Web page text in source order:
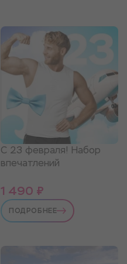
С 23 февраля! Набор
впечатлений
1 490 ₽
ПОДРОБНЕЕ